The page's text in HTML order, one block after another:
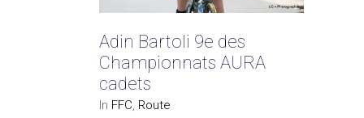
Adin Bartoli 9e des
Championnats AURA
cadets
In FFC, Route